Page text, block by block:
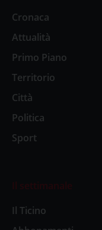
Cronaca
Attualità
Primo Piano
Territorio
Città
Politica
Sport
Il settimanale
Il Ticino